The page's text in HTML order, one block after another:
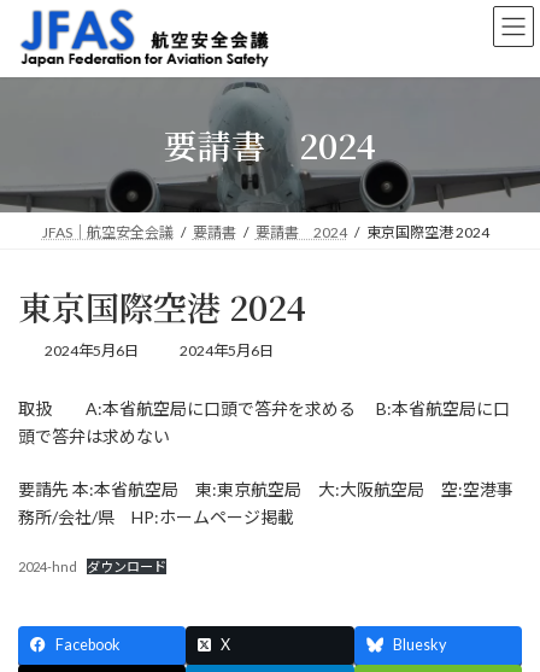
ン
ッ
ー
移
要請書 2024
JFAS｜航空安全会議 要請書 要請書 2024 東京国際空港 2024
東京国際空港 2024
2024年5月6日
最
新
2024年5月6日
取扱 A:本省航空局に口頭で答弁を求める B:本省航空局に口
頭で答弁は求めない
要請先 本:本省航空局 東:東京航空局 大:大阪航空局 空:空港事
務所/会社/県 HP:ホームページ掲載
2024-hnd ダウンロード
Facebook X Bluesky